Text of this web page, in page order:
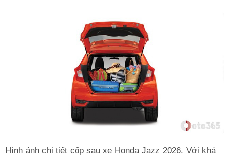
Hình ảnh chi tiết cốp sau xe Honda Jazz 2026. Với khả